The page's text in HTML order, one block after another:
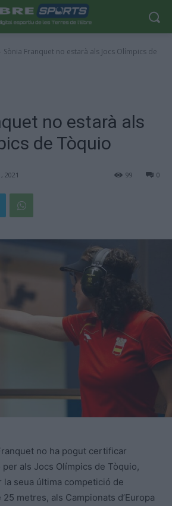
Sònia Franquet no estarà als Jocs Olímpics de
no estarà als
de Tòquio
2021 0
99
no ha pogut certificar
als Jocs Olímpics de Tòquio,
seua última competició de
metres, als Campionats d’Europa